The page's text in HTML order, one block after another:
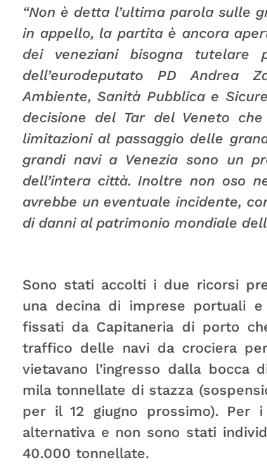
“Non è detta l’ultima parola sulle
in appello, la partita è ancora
dei veneziani bisogna tutelare
dell’eurodeputato PD Andrea
Ambiente, Sanità Pubblica e
decisione del Tar del Veneto
limitazioni al passaggio delle
grandi navi a Venezia sono un
dell’intera città. Inoltre non oso
avrebbe un eventuale incidente,
di danni al patrimonio mondiale
Sono stati accolti i due ricorsi
una decina di imprese portuali
fissati da Capitaneria di porto
traffico delle navi da crociera
vietavano l’ingresso dalla
mila tonnellate di stazza
per il 12 giugno prossimo). Per
alternativa e non sono stati
40.000 tonnellate.